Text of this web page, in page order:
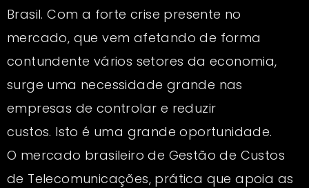
Brasil. Com a forte crise presente no
mercado, que vem afetando de forma
contundente vários setores da economia,
surge uma necessidade grande nas
empresas de controlar e reduzir
custos. Isto é uma grande oportunidade.
O mercado brasileiro de Gestão de Custos
de Telecomunicações, prática que apoia as